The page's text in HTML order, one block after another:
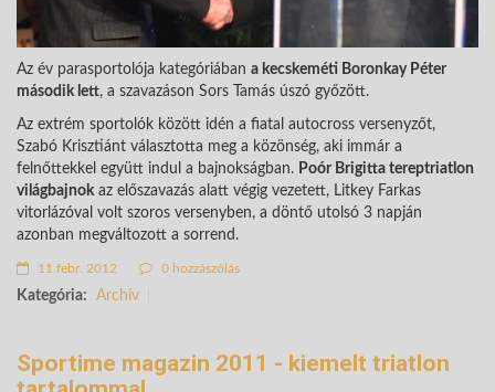
Az év parasportolója kategóriában a kecskeméti Boronkay Péter
második lett, a szavazáson Sors Tamás úszó győzött.
Az extrém sportolók között idén a fiatal autocross versenyzőt,
Szabó Krisztiánt választotta meg a közönség, aki immár a
felnőttekkel együtt indul a bajnokságban. Poór Brigitta tereptriatlon
világbajnokaz előszavazás alatt végig vezetett, Litkey Farkas
vitorlázóval volt szoros versenyben, a döntő utolsó 3 napján
azonban megváltozott a sorrend.
11 febr. 2012 0 hozzászólás
Kategória: Archív
Sportime magazin 2011 - kiemelt triatlon